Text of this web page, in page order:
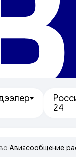
24
Авиасообщение